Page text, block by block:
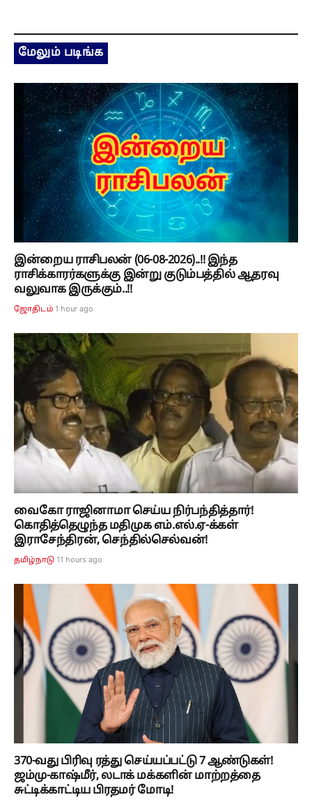
மேலும் படிங்க
இன்றைய ராசிபலன் (06-08-2026)..!! இந்த
ராசிக்காரர்களுக்கு இன்று குடும்பத்தில் ஆதரவு
வலுவாக இருக்கும்..!!
ஜோதிடம் 1 hour ago
வைகோ ராஜினாமா செய்ய நிர்பந்தித்தார்!
கொதித்தெழுந்த மதிமுக எம்.எல்.ஏ-க்கள்
இராசேந்திரன், செந்தில்செல்வன்!
தமிழ்நாடு 11 hours ago
370-வது பிரிவு ரத்து செய்யப்பட்டு 7 ஆண்டுகள்!
ஜம்மு-காஷ்மீர், லடாக் மக்களின் மாற்றத்தை
சுட்டிக்காட்டிய பிரதமர் மோடி!